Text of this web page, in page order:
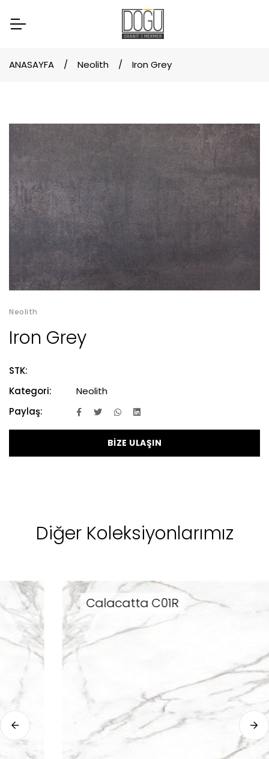
ANASAYFA Neolith Iron Grey
Neolith
Iron Grey
STK:
Kategori:
Neolith
Paylaş:
BİZE ULAŞIN
Diğer Koleksiyonlarımız
Calacatta C01R